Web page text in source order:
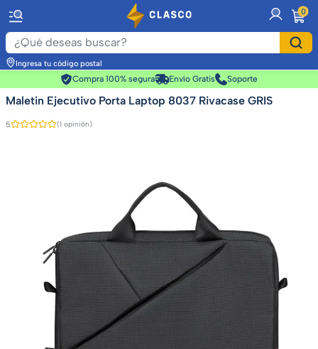
0
Ingresa tu código postal
Compra 100% segura
Envío Gratis Soporte
Maletin Ejecutivo Porta Laptop 8037 Rivacase GRIS
5 (1 opinión)